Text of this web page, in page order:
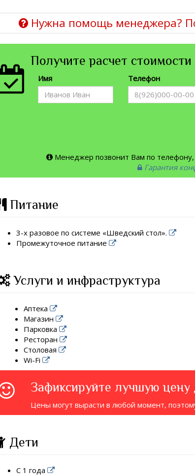
Нужна помощь менеджера?
Получите расчет
Имя Телефон
Менеджер позвонит Вам по телефону,
Гарантия
Питание
3-х разовое по системе «Шведский стол».
Промежуточное питание
Услуги и инфраструктура
Аптека
Магазин
Парковка
Ресторан
Столовая
Wi-Fi
Зафиксируйте лучшую
Цены могут вырасти в любой момент,
Дети
С 1 года